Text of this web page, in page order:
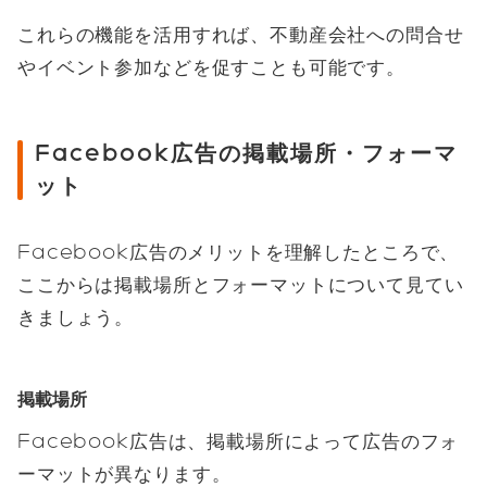
これらの機能を活用すれば、不動産会社への問合せ
やイベント参加などを促すことも可能です。
Facebook広告の掲載場所・フォーマ
ット
Facebook広告のメリットを理解したところで、
ここからは掲載場所とフォーマットについて見てい
きましょう。
掲載場所
Facebook広告は、掲載場所によって広告のフォ
ーマットが異なります。